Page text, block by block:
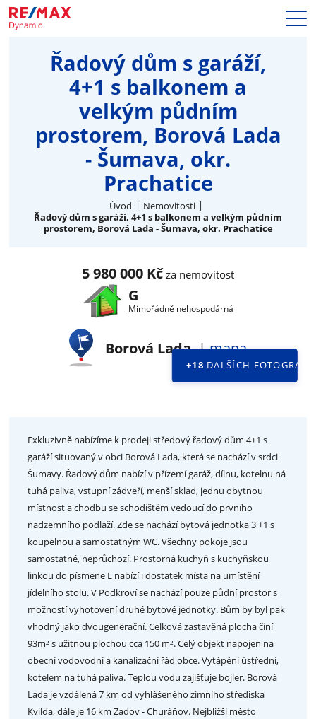
Naše služby
Nemovitosti
Blog
Kariéra
Hypotéky
Kontakty
Řadový dům s garáží,
4+1 s balkonem a
velkým půdním
prostorem, Borová Lada
- Šumava, okr.
Prachatice
Úvod
Nemovitosti
Řadový dům s garáží, 4+1 s balkonem a velkým půdním
prostorem, Borová Lada - Šumava, okr. Prachatice
5 980 000 Kč za nemovitost
G
Mimořádně nehospodárná
Borová Lada|mapa
+18 DALŠÍCH FOTOGRAFII
Exkluzivně nabízíme k prodeji středový řadový dům 4+1 s
garáží situovaný v obci Borová Lada, která se nachází v srdci
Šumavy. Řadový dům nabízí v přízemí garáž, dílnu, kotelnu ná
tuhá paliva, vstupní zádveří, menší sklad, jednu obytnou
místnost a chodbu se schodištěm vedoucí do prvního
nadzemního podlaží. Zde se nachází bytová jednotka 3 +1 s
koupelnou a samostatným WC. Všechny pokoje jsou
samostatné, neprůchozí. Prostorná kuchyň s kuchyňskou
linkou do písmene L nabízí i dostatek místa na umístění
jídelního stolu. V Podkroví se nachází pouze půdní prostor s
možností vyhotovení druhé bytové jednotky. Bům by byl pak
vhodný jako dvougenerační. Celková zastavěná plocha činí
93m² s užitnou plochou cca 150 m². Celý objekt napojen na
obecní vodovodní a kanalizační řád obce. Vytápění ústřední,
kotelem na tuhá paliva. Teplou vodu zajišťuje bojler. Borová
Lada je vzdálená 7 km od vyhlášeného zimního střediska
Kvilda, dále je 16 km Zadov - Churáňov. Nejbližší město